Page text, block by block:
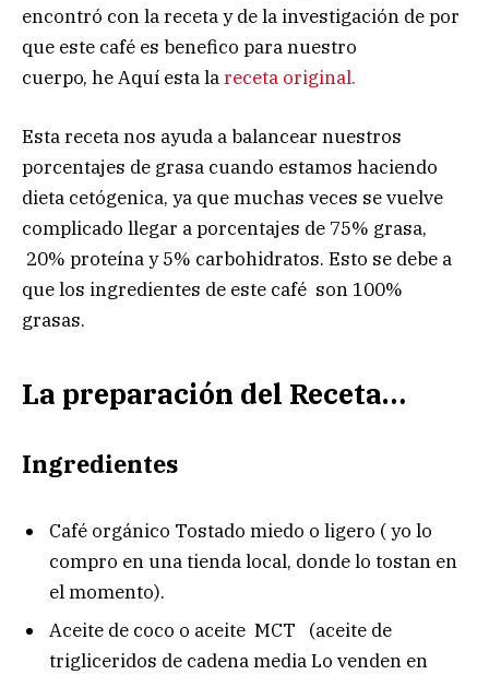
encontró con la receta y de la investigación de por
que este café es benefico para nuestro
cuerpo, he Aquí esta lareceta original.
Esta receta nos ayuda a balancear nuestros
porcentajes de grasa cuando estamos haciendo
dieta cetógenica, ya que muchas veces se vuelve
complicado llegar a porcentajes de 75% grasa,
20% proteína y 5% carbohidratos. Esto se debe a
que los ingredientes de este café son 100%
grasas.
La preparación del Receta…
Ingredientes
Café orgánico Tostado miedo o ligero ( yo lo
compro en una tienda local, donde lo tostan en
el momento).
Aceite de coco o aceite MCT (aceite de
trigliceridos de cadena media Lo venden en